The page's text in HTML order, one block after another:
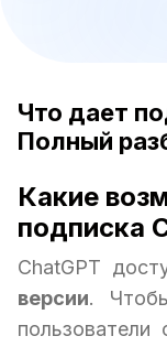
Что дает
Полный
Какие
подписка
ChatGPT
версии.